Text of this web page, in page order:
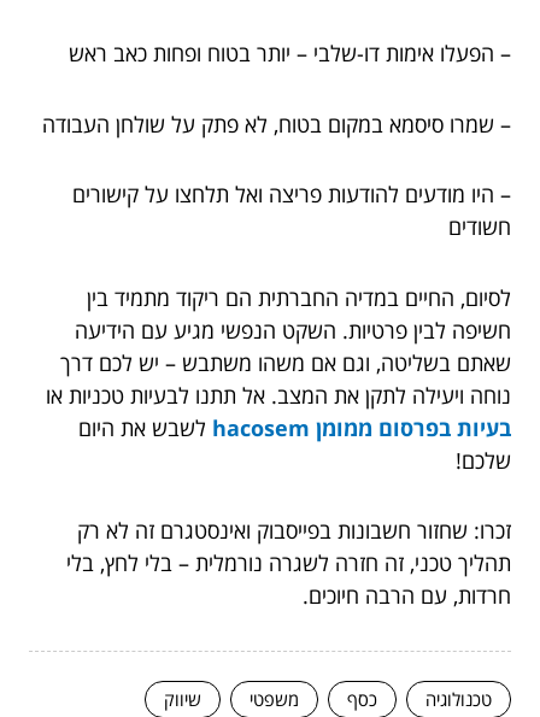
– הפעלו אימות דו-שלבי – יותר בטוח ופחות כאב ראש
– שמרו סיסמא במקום בטוח, לא פתק על שולחן העבודה
– היו מודעים להודעות פריצה ואל תלחצו על קישורים
חשודים
לסיום, החיים במדיה החברתית הם ריקוד מתמיד בין
חשיפה לבין פרטיות. השקט הנפשי מגיע עם הידיעה
שאתם בשליטה, וגם אם משהו משתבש – יש לכם דרך
נוחה ויעילה לתקן את המצב. אל תתנו לבעיות טכניות או
בעיות בפרסום ממומן hacosem
לשבש את היום
שלכם!
זכרו: שחזור חשבונות בפייסבוק ואינסטגרם זה לא רק
תהליך טכני, זה חזרה לשגרה נורמלית – בלי לחץ, בלי
חרדות, עם הרבה חיוכים.
טכנולוגיה כסף משפטי שיווק